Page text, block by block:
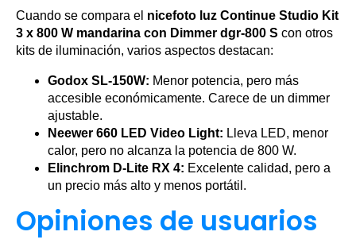
Cuando se compara el nicefoto luz Continue Studio Kit
3 x 800 W mandarina con Dimmer dgr-800 S con otros
kits de iluminación, varios aspectos destacan:
Godox SL-150W: Menor potencia, pero más
accesible económicamente. Carece de un dimmer
ajustable.
Neewer 660 LED Video Light: Lleva LED, menor
calor, pero no alcanza la potencia de 800 W.
Elinchrom D-Lite RX 4: Excelente calidad, pero a
un precio más alto y menos portátil.
Opiniones de usuarios